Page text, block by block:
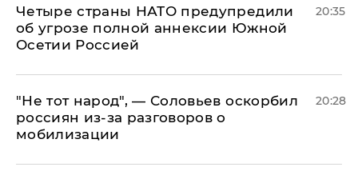
Четыре страны НАТО предупредили
об угрозе полной аннексии Южной
Осетии Россией
20:35
​"Не тот народ", — Соловьев оскорбил
россиян из-за разговоров о
мобилизации
20:28